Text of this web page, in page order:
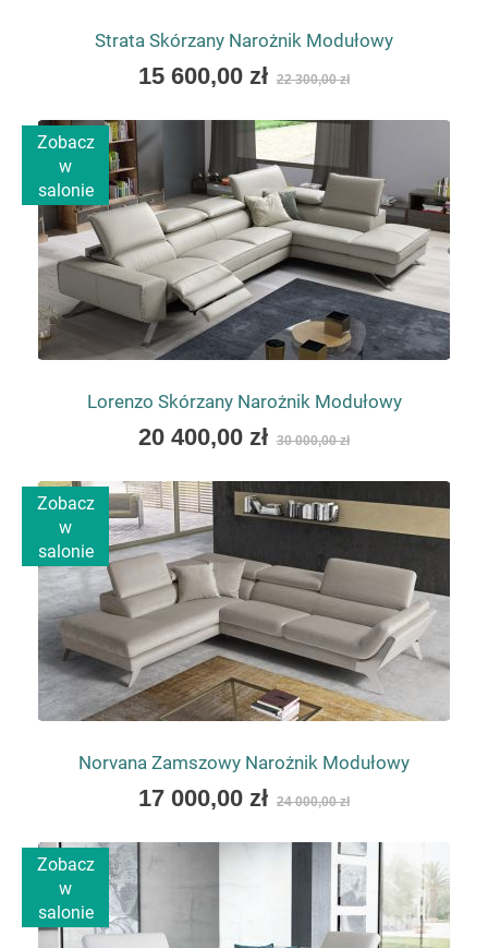
Strata Skórzany Narożnik Modułowy
As
as
15 600,00 zł 22 300,00 zł
Zobacz
w
salonie
Lorenzo Skórzany Narożnik Modułowy
As
as
20 400,00 zł 30 000,00 zł
Zobacz
w
salonie
Norvana Zamszowy Narożnik Modułowy
As
as
17 000,00 zł 24 000,00 zł
Zobacz
w
salonie